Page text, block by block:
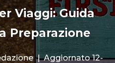
Viaggi: Guida
Preparazione
|Aggiornato 12-